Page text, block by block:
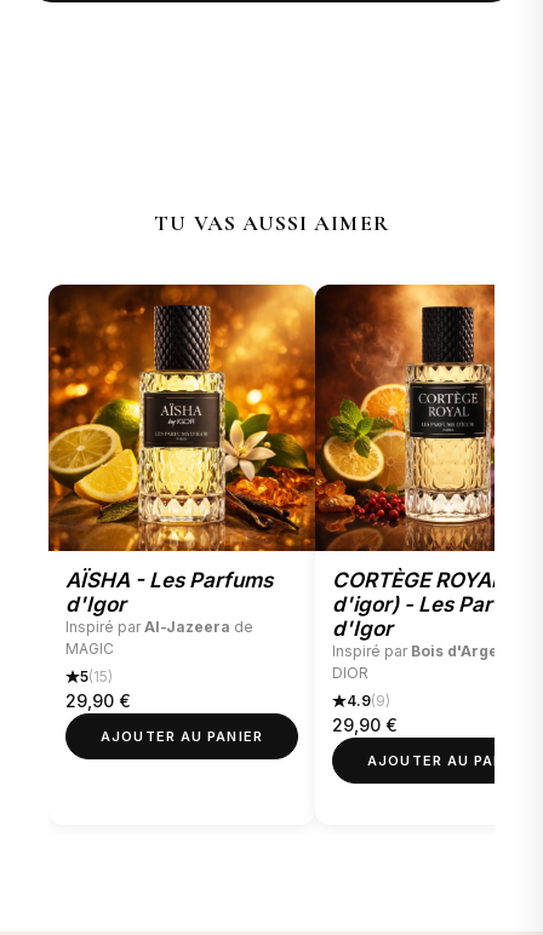
TU VAS AUSSI AIMER
AÏSHA - Les Parfums
d'Igor
Inspiré parAl-Jazeera de
MAGIC
5(15)
29,90 €
AJOUTER AU PANIER
CORTÈGE ROYAL
d'igor) - Les Parfums
d'Igor
Inspiré par Bois d'Argent
DIOR
4.9(9)
29,90 €
AJOUTER AU PANIER